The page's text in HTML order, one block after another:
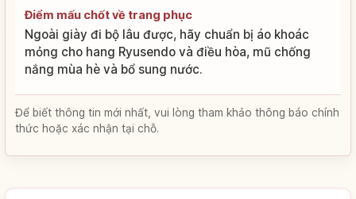
Điểm mấu chốt về trang phục
Ngoài giày đi bộ lâu được, hãy chuẩn bị áo khoác
mỏng cho hang Ryusendo và điều hòa, mũ chống
nắng mùa hè và bổ sung nước.
Để biết thông tin mới nhất, vui lòng tham khảo thông báo chính
thức hoặc xác nhận tại chỗ.